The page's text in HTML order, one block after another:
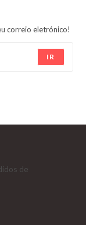
correio eletrónico!
IR
de